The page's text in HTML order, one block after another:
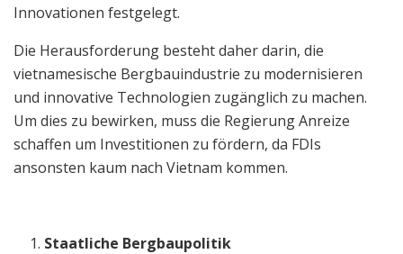
Innovationen festgelegt.
Die Herausforderung besteht daher darin, die
vietnamesische Bergbauindustrie zu modernisieren
und innovative Technologien zugänglich zu machen.
Um dies zu bewirken, muss die Regierung Anreize
schaffen um Investitionen zu fördern, da FDIs
ansonsten kaum nach Vietnam kommen.
Staatliche Bergbaupolitik